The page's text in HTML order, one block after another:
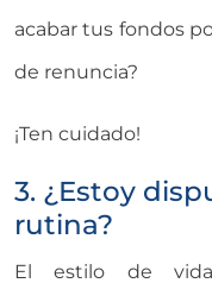
acabar tus fondos
de renuncia?
¡Ten cuidado!
3. ¿Estoy
rutina?
El estilo de